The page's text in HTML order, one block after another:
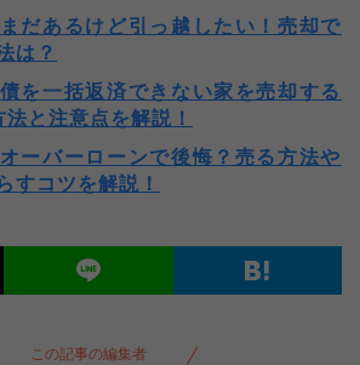
だあるけど引っ越したい！売却で
は？
を一括返済できない家を売却する
と注意点を解説！
ーバーローンで後悔？売る方法や
すコツを解説！
この記事の編集者